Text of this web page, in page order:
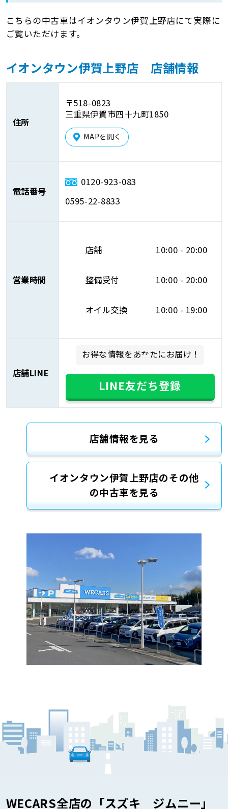
こちらの中古車はイオンタウン伊賀上野店にて実際に
ご覧いただけます。
イオンタウン伊賀上野店 店舗情報
住所
〒518-0823
三重県伊賀市四十九町1850
MAPを開く
電話番号
0120-923-083
0595-22-8833
営業時間
店舗 10:00 - 20:00
整備受付 10:00 - 20:00
オイル交換 10:00 - 19:00
店舗LINE
お得な情報をあなたにお届け！
LINE友だち登録
店舗情報を見る
イオンタウン伊賀上野店のその他
の中古車を見る
WECARS全店の「スズキ ジムニー」